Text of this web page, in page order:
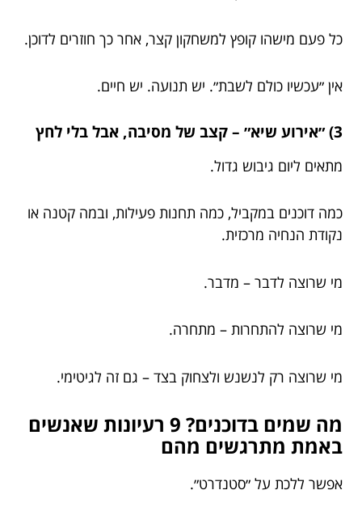
כל פעם מישהו קופץ למשחקון קצר, אחר כך חוזרים לדוכן.
אין ״עכשיו כולם לשבת״. יש תנועה. יש חיים.
3) ״אירוע שיא״ – קצב של מסיבה, אבל בלי לחץ
מתאים ליום גיבוש גדול.
כמה דוכנים במקביל, כמה תחנות פעילות, ובמה קטנה או
נקודת הנחיה מרכזית.
מי שרוצה לדבר – מדבר.
מי שרוצה להתחרות – מתחרה.
מי שרוצה רק לנשנש ולצחוק בצד – גם זה לגיטימי.
מה שמים בדוכנים? 9 רעיונות שאנשים
באמת מתרגשים מהם
אפשר ללכת על ״סטנדרט״.